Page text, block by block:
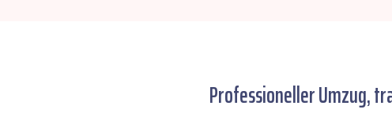
Professioneller Umzug,